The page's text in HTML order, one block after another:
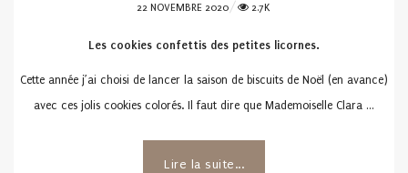
POSTED
22 NOVEMBRE 2020 2.7K
Les cookies confettis des petites licornes.
Cette année j’ai choisi de lancer la saison de biscuits de Noël (en avance)
avec ces jolis cookies colorés. Il faut dire que Mademoiselle Clara …
Lire la suite...